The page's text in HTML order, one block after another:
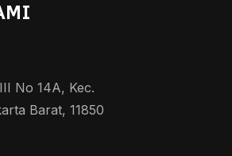
No 14A, Kec.
Barat, 11850